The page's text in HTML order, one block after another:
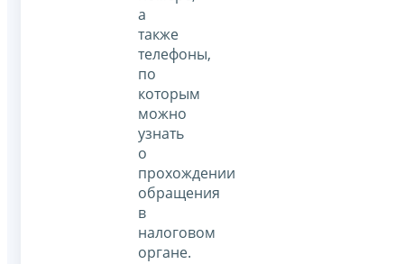
а
также
телефоны,
по
которым
можно
узнать
о
прохождении
обращения
в
налоговом
органе.